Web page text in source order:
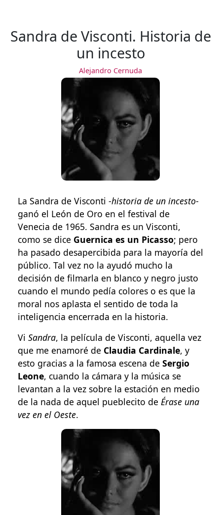
Sandra de Visconti. Historia de
un incesto
Alejandro Cernuda
La Sandra de Visconti -historia de un incesto-
ganó el León de Oro en el festival de
Venecia de 1965. Sandra es un Visconti,
como se dice Guernica es un Picasso; pero
ha pasado desapercibida para la mayoría del
público. Tal vez no la ayudó mucho la
decisión de filmarla en blanco y negro justo
cuando el mundo pedía colores o es que la
moral nos aplasta el sentido de toda la
inteligencia encerrada en la historia.
Vi Sandra, la película de Visconti, aquella vez
que me enamoré de Claudia Cardinale, y
esto gracias a la famosa escena de Sergio
Leone, cuando la cámara y la música se
levantan a la vez sobre la estación en medio
de la nada de aquel pueblecito de Érase una
vez en el Oeste.